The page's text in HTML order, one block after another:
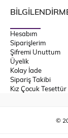
Hesabım
Siparişlerim
Şifremi Unuttum
Üyelik
Kolay İade
Sipariş Takibi
Kız Çocuk
©